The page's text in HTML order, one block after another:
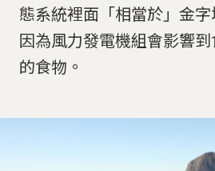
態系統裡面「相當於」金字
因為風力發電機組會影響
的食物。